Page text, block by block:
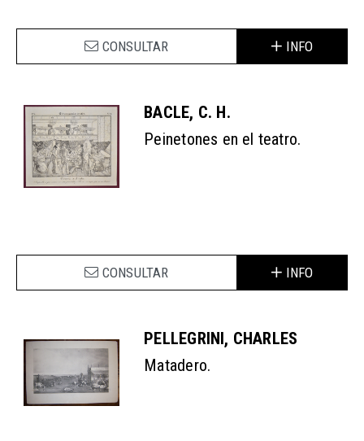
CONSULTAR INFO
BACLE, C. H.
Peinetones en el teatro.
CONSULTAR INFO
PELLEGRINI, CHARLES
Matadero.